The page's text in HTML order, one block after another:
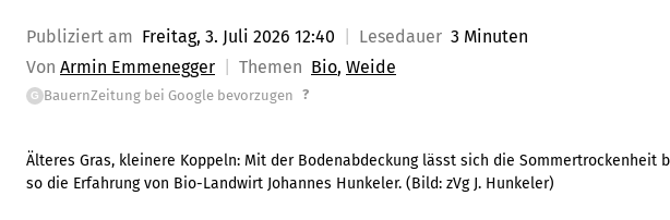
Publiziert am Freitag, 3. Juli 2026 12:40 Lesedauer 3 Minuten
Von Armin Emmenegger Themen Bio Weide
G BauernZeitung bei Google bevorzugen ?
Älteres Gras, kleinere Koppeln: Mit der Bodenabdeckung lässt sich die Sommertrockenheit
so die Erfahrung von Bio-Landwirt Johannes Hunkeler. (Bild: zVg J. Hunkeler)